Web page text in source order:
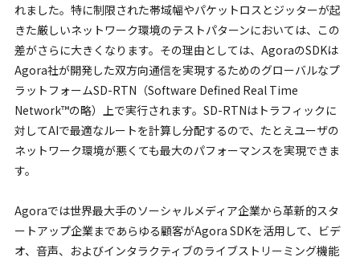
れました。特に制限された帯域幅やパケットロスとジッターが起
きた厳しいネットワーク環境のテストパターンにおいては、この
差がさらに大きくなります。その理由としては、AgoraのSDKは
Agora社が開発した双方向通信を実現するためのグローバルなプ
ラットフォームSD-RTN（Software Defined Real Time
Network™の略）上で実行されます。SD-RTNはトラフィックに
対してAIで最適なルートを計算し分配するので、たとえユーザの
ネットワーク環境が悪くても最大のパフォーマンスを実現できま
す。
Agoraでは世界最大手のソーシャルメディア企業から革新的スタ
ートアップ企業まであらゆる顧客がAgora SDKを活用して、ビデ
オ、音声、およびインタラクティブのライブストリーミング機能